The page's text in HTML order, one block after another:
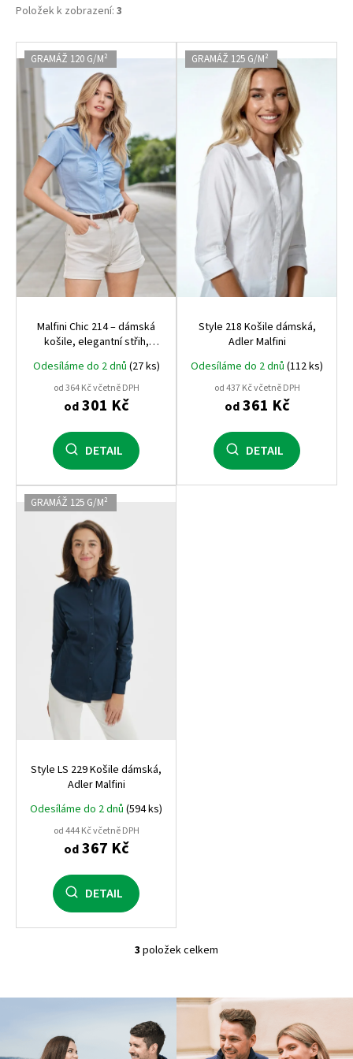
Položek k zobrazení: 3
V
p
o
d
u
k
t
ů
GRAMÁŽ 120 G/M²
Malfini Chic 214 – dámská
košile, elegantní střih,
reprezentativní košile
Odesíláme do 2 dnů (27 ks)
od 364 Kč včetně DPH
od301 Kč
DETAIL
GRAMÁŽ 125 G/M²
Style 218 Košile dámská,
Adler Malfini
Odesíláme do 2 dnů (112 ks)
od 437 Kč včetně DPH
od361 Kč
DETAIL
GRAMÁŽ 125 G/M²
Style LS 229 Košile dámská,
Adler Malfini
Odesíláme do 2 dnů (594 ks)
od 444 Kč včetně DPH
od367 Kč
DETAIL
O
l
á
a
3 položek celkem